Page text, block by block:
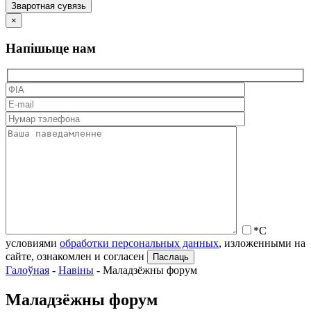
Зваротная сувязь
×
Напішыце нам
*С
условиями обработки персональных данных, изложенными на
сайте, ознакомлен и согласен
Галоўная - Навіны - Маладзёжны форум
Маладзёжны форум